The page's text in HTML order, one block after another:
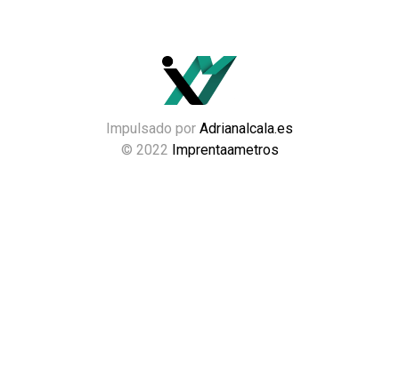
© 2022 Imprentaametros
Impulsado por Adrianalcala.es